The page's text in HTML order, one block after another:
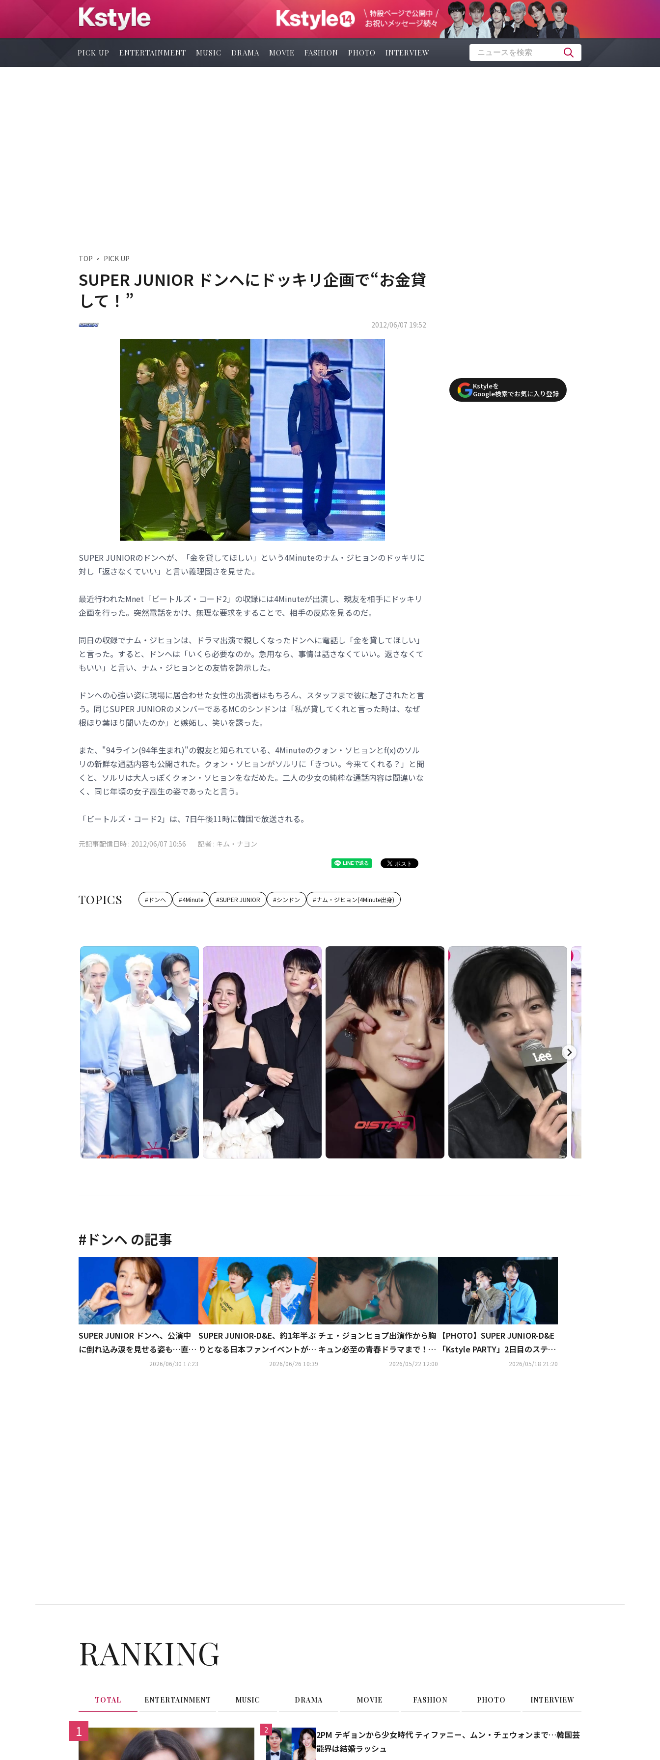
PICK UP ENTERTAINMENT MUSIC DRAMA MOVIE FASHION PHOTO INTERVIEW
TOP PICK UP
SUPER JUNIOR ドンヘにドッキリ企画で“お金貸
して！”
2012/06/07 19:52
SUPER JUNIORのドンヘが、「金を貸してほしい」という4Minuteのナム・ジヒョンのドッキリに
対し「返さなくていい」と言い義理固さを見せた。
最近行われたMnet「ビートルズ・コード2」の収録には4Minuteが出演し、親友を相手にドッキリ
企画を行った。突然電話をかけ、無理な要求をすることで、相手の反応を見るのだ。
同日の収録でナム・ジヒョンは、ドラマ出演で親しくなったドンヘに電話し「金を貸してほしい」
と言った。すると、ドンヘは「いくら必要なのか。急用なら、事情は話さなくていい。返さなくて
もいい」と言い、ナム・ジヒョンとの友情を誇示した。
ドンヘの心強い姿に現場に居合わせた女性の出演者はもちろん、スタッフまで彼に魅了されたと言
う。同じSUPER JUNIORのメンバーであるMCのシンドンは「私が貸してくれと言った時は、なぜ
根ほり葉ほり聞いたのか」と嫉妬し、笑いを誘った。
また、"94ライン(94年生まれ)"の親友と知られている、4Minuteのクォン・ソヒョンとf(x)のソル
リの新鮮な通話内容も公開された。クォン・ソヒョンがソルリに「きつい。今来てくれる？」と聞
くと、ソルリは大人っぽくクォン・ソヒョンをなだめた。二人の少女の純粋な通話内容は間違いな
く、同じ年頃の女子高生の姿であったと言う。
「ビートルズ・コード2」は、7日午後11時に韓国で放送される。
元記事配信日時 : 2012/06/07 10:56 記者 : キム・ナヨン
TOPICS #ドンヘ #4Minute #SUPER JUNIOR #シンドン #ナム・ジヒョン(4Minute出身)
Kstyleを
Google検索でお気に入り登録
# ドンヘ の記事
SUPER JUNIOR ドンヘ、公演中
に倒れ込み涙を見せる姿も…直筆
手紙で謝罪「とても悔しくて胸が
2026/06/30 17:23
SUPER JUNIOR-D&E、約1年半ぶ
りとなる日本ファンイベントが決
定！9月に東京で開催2026/06/26 10:39
チェ・ジョンヒョプ出演作から胸
キュン必至の青春ドラマまで！全
話無料配信の「ABEMA」で韓ド
2026/05/22 12:00
【PHOTO】SUPER JUNIOR-D&E
「Kstyle PARTY」2日目のステー
ジを駆け巡る！コール＆レスポン
2026/05/18 21:20
RANKING
TOTAL ENTERTAINMENT MUSIC DRAMA MOVIE FASHION PHOTO INTERVIEW
1 2
2PM テギョンから少女時代 ティファニー、ムン・チェウォンまで…韓国芸
能界は結婚ラッシュ